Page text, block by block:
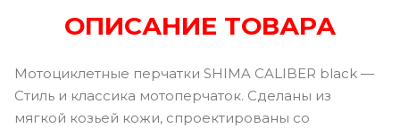
ОПИСАНИЕ ТОВАРА
Мотоциклетные перчатки SHIMA CALIBER black —
Стиль и классика мотоперчаток. Сделаны из
мягкой козьей кожи, спроектированы со